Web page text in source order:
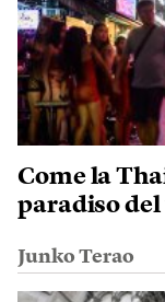
Come la
paradiso
Junko Terao